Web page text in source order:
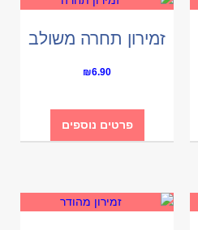
זמירון תחרה משולב
₪6.90
פרטים נוספים